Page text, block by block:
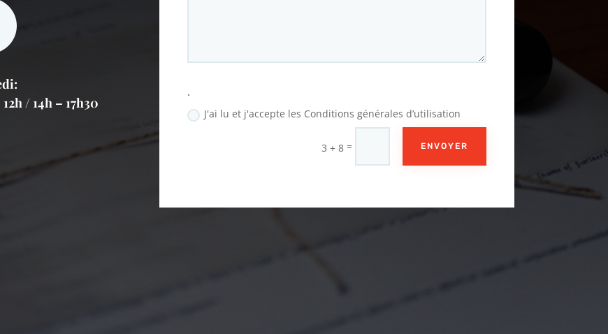
/ 14h – 17h30
.
J'ai lu et j'accepte les Conditions générales d’utilisation
3 + 8= ENVOYER